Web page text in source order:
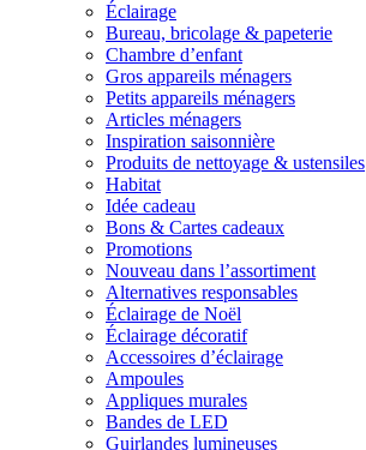
Éclairage
Bureau, bricolage & papeterie
Chambre d’enfant
Gros appareils ménagers
Petits appareils ménagers
Articles ménagers
Inspiration saisonnière
Produits de nettoyage & ustensiles
Habitat
Idée cadeau
Bons & Cartes cadeaux
Promotions
Nouveau dans l’assortiment
Alternatives responsables
Éclairage de Noël
Éclairage décoratif
Accessoires d’éclairage
Ampoules
Appliques murales
Bandes de LED
Guirlandes lumineuses